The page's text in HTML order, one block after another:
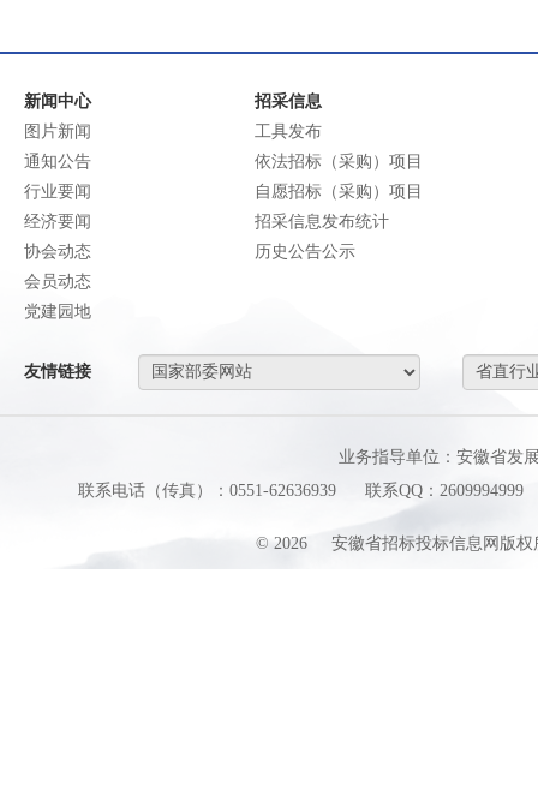
新闻中心
图片新闻
通知公告
行业要闻
经济要闻
协会动态
会员动态
党建园地
招采信息
工具发布
依法招标（采购）项目
自愿招标（采购）项目
招采信息发布统计
历史公告公示
友情链接
业务指导单位：安徽省发
联系电话（传真）：0551-62636939
联系QQ：2609994999
© 2026 安徽省招标投标信息网版